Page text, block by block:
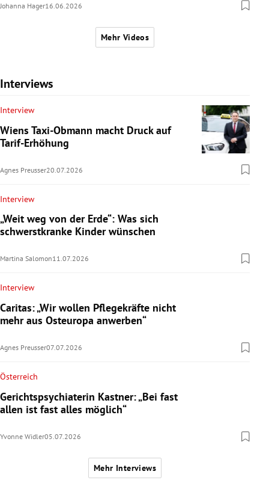
Johanna Hager16.06.2026
Mehr Videos
Interviews
Interview
Wiens Taxi-Obmann macht Druck auf
Tarif-Erhöhung
Agnes Preusser20.07.2026
Interview
„Weit weg von der Erde“: Was sich
schwerstkranke Kinder wünschen
Martina Salomon11.07.2026
Interview
Caritas: „Wir wollen Pflegekräfte nicht
mehr aus Osteuropa anwerben“
Agnes Preusser07.07.2026
Österreich
Gerichtspsychiaterin Kastner: „Bei fast
allen ist fast alles möglich“
Yvonne Widler05.07.2026
Mehr Interviews